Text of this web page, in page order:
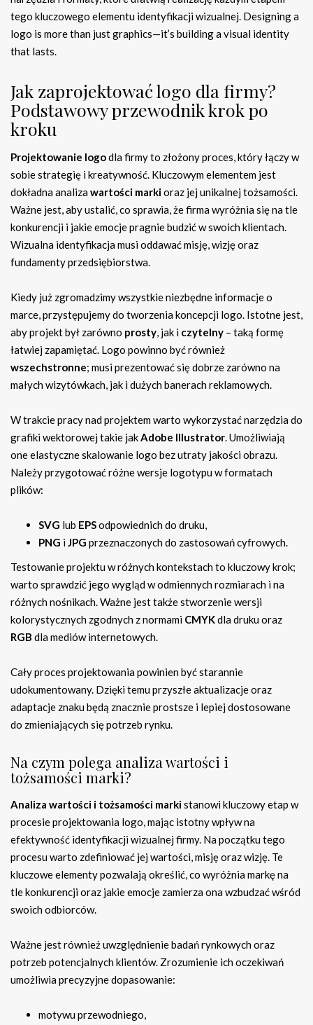
tego kluczowego elementu identyfikacji wizualnej. Designing a
logo is more than just graphics—it’s building a visual identity
that lasts.
Jak zaprojektować logo dla firmy?
Podstawowy przewodnik krok po
kroku
Projektowanie logodla firmy to złożony proces, który łączy w
sobie strategię i kreatywność. Kluczowym elementem jest
dokładna analizawartości markioraz jej unikalnej tożsamości.
Ważne jest, aby ustalić, co sprawia, że firma wyróżnia się na tle
konkurencji i jakie emocje pragnie budzić w swoich klientach.
Wizualna identyfikacja musi oddawać misję, wizję oraz
fundamenty przedsiębiorstwa.
Kiedy już zgromadzimy wszystkie niezbędne informacje o
marce, przystępujemy do tworzenia koncepcji logo. Istotne jest,
aby projekt był zarówno prosty, jak i czytelny – taką formę
łatwiej zapamiętać. Logo powinno być również
wszechstronne; musi prezentować się dobrze zarówno na
małych wizytówkach, jak i dużych banerach reklamowych.
W trakcie pracy nad projektem warto wykorzystać narzędzia do
grafiki wektorowej takie jakAdobe Illustrator. Umożliwiają
one elastyczne skalowanie logo bez utraty jakości obrazu.
Należy przygotować różne wersje logotypu w formatach
plików:
SVG lub EPSodpowiednich do druku,
PNG iJPG przeznaczonych do zastosowań cyfrowych.
Testowanie projektu w różnych kontekstach to kluczowy krok;
warto sprawdzić jego wygląd w odmiennych rozmiarach i na
różnych nośnikach. Ważne jest także stworzenie wersji
kolorystycznych zgodnych z normami CMYKdla druku oraz
RGB dla mediów internetowych.
Cały proces projektowania powinien być starannie
udokumentowany. Dzięki temu przyszłe aktualizacje oraz
adaptacje znaku będą znacznie prostsze i lepiej dostosowane
do zmieniających się potrzeb rynku.
Na czym polega analiza wartości i
tożsamości marki?
Analiza wartości i tożsamości markistanowi kluczowy etap w
procesie projektowania logo, mając istotny wpływ na
efektywność identyfikacji wizualnej firmy. Na początku tego
procesu warto zdefiniować jej wartości, misję oraz wizję. Te
kluczowe elementy pozwalają określić, co wyróżnia markę na
tle konkurencji oraz jakie emocje zamierza ona wzbudzać wśród
swoich odbiorców.
Ważne jest również uwzględnienie badań rynkowych oraz
potrzeb potencjalnych klientów. Zrozumienie ich oczekiwań
umożliwia precyzyjne dopasowanie:
motywu przewodniego,